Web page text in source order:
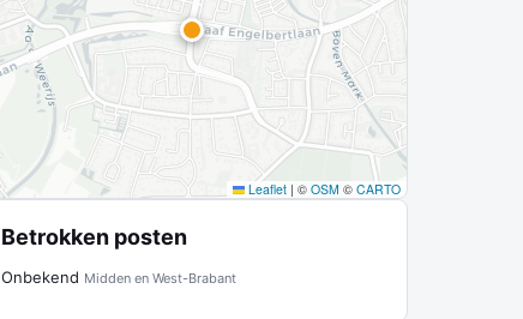
Leaflet | © OSM © CARTO
Betrokken posten
Onbekend Midden en West-Brabant